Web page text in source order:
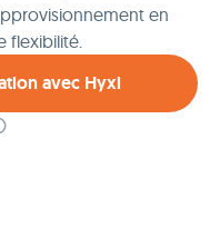
en
flexibilité.
avec Hyxi